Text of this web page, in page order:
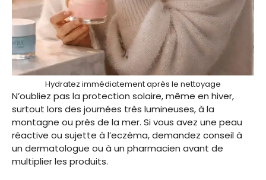
Hydratez immédiatement après le nettoyage
N’oubliez pas la protection solaire, même en hiver,
surtout lors des journées très lumineuses, à la
montagne ou près de la mer. Si vous avez une peau
réactive ou sujette à l’eczéma, demandez conseil à
un dermatologue ou à un pharmacien avant de
multiplier les produits.